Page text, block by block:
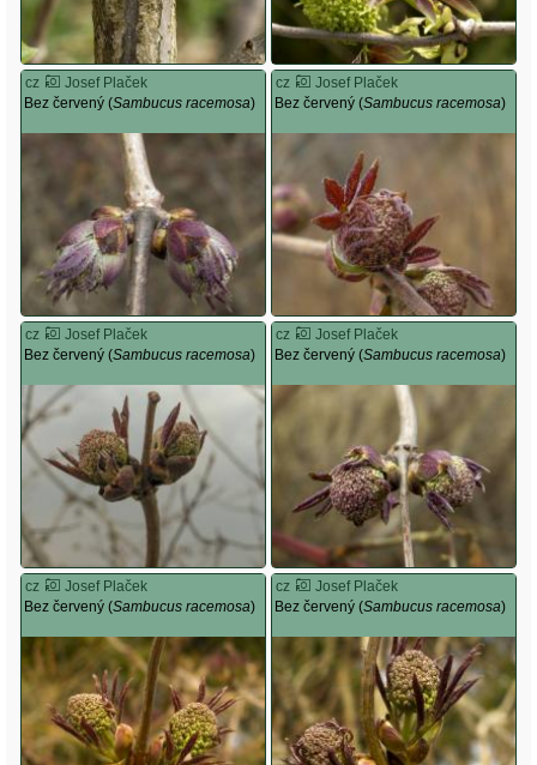
cz
Josef Plaček
Bez červený (Sambucus racemosa)
cz
Josef Plaček
Bez červený (Sambucus racemosa)
cz
Josef Plaček
Bez červený (Sambucus racemosa)
cz
Josef Plaček
Bez červený (Sambucus racemosa)
cz
Josef Plaček
Bez červený (Sambucus racemosa)
cz
Josef Plaček
Bez červený (Sambucus racemosa)